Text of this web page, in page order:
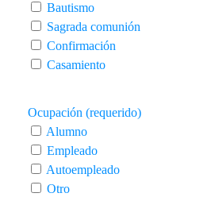
Bautismo
Sagrada comunión
Confirmación
Casamiento
Ocupación (requerido)
Alumno
Empleado
Autoempleado
Otro